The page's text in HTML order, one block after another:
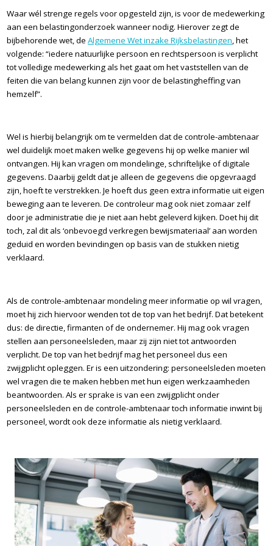
Waar wél strenge regels voor opgesteld zijn, is voor de medewerking
aan een belastingonderzoek wanneer nodig. Hierover zegt de
bijbehorende wet, deAlgemene Wet inzake Rijksbelastingen , het
volgende: “iedere natuurlijke persoon en rechtspersoon is verplicht
tot volledige medewerking als het gaat om het vaststellen van de
feiten die van belang kunnen zijn voor de belastingheffing van
hemzelf”.
Wel is hierbij belangrijk om te vermelden dat de controle-ambtenaar
wel duidelijk moet maken welke gegevens hij op welke manier wil
ontvangen. Hij kan vragen om mondelinge, schriftelijke of digitale
gegevens. Daarbij geldt dat je alleen de gegevens die opgevraagd
zijn, hoeft te verstrekken. Je hoeft dus geen extra informatie uit eigen
beweging aan te leveren. De controleur mag ook niet zomaar zelf
door je administratie die je niet aan hebt geleverd kijken. Doet hij dit
toch, zal dit als ‘onbevoegd verkregen bewijsmateriaal’ aan worden
geduid en worden bevindingen op basis van de stukken nietig
verklaard.
Als de controle-ambtenaar mondeling meer informatie op wil vragen,
moet hij zich hiervoor wenden tot de top van het bedrijf. Dat betekent
dus: de directie, firmanten of de ondernemer. Hij mag ook vragen
stellen aan personeelsleden, maar zij zijn niet tot antwoorden
verplicht. De top van het bedrijf mag het personeel dus een
zwijgplicht opleggen. Er is een uitzondering: personeelsleden moeten
wel vragen die te maken hebben met hun eigen werkzaamheden
beantwoorden. Als er sprake is van een zwijgplicht onder
personeelsleden en de controle-ambtenaar toch informatie inwint bij
personeel, wordt ook deze informatie als nietig verklaard.